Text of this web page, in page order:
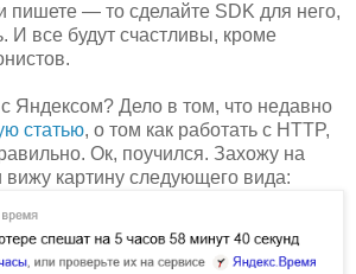
пишете — то сделайте SDK для него,
И все будут счастливы, кроме
Яндексом? Дело в том, что недавно
статью, о том как работать с HTTP,
Ок, поучился. Захожу на
вижу картину следующего вида: